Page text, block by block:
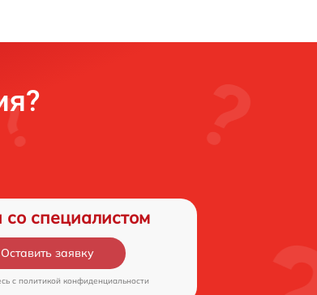
со специалистом
Оставить заявку
c политикой конфиденциальности